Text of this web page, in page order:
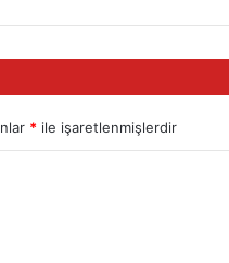
* ile işaretlenmişlerdir